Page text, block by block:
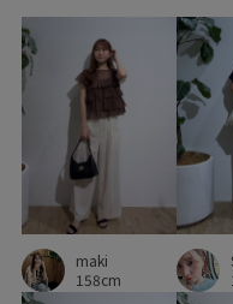
フラットシューズ ブラ
ボーダー ミモレ丈
取り
川島海荷さんリールご着用
柔らかい素材 歩きや
程よい肉感 薄手
maki
158cm